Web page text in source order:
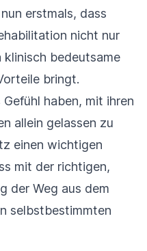
erstmals, dass
nicht nur
klinisch bedeutsame
bringt.
haben, mit ihren
allein gelassen zu
einen wichtigen
mit der richtigen,
der Weg aus dem
selbstbestimmten